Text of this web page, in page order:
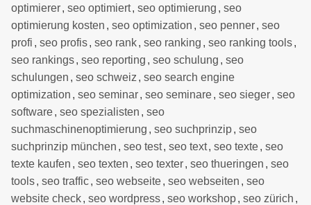
optimierer, seo optimiert, seo optimierung , seo
optimierung kosten , seo optimization , seo penner, seo
profi , seo profis, seo rank, seo ranking , seo ranking tools,
seo rankings, seo reporting , seo schulung , seo
schulungen , seo schweiz , seo search engine
optimization , seo seminar, seo seminare, seo sieger, seo
software, seo spezialisten , seo
suchmaschinenoptimierung , seo suchprinzip, seo
suchprinzip münchen , seo test, seo text, seo texte, seo
texte kaufen , seo texten , seo texter, seo thueringen , seo
tools, seo traffic, seo webseite, seo webseiten , seo
website check, seo wordpress, seo workshop, seo zürich ,